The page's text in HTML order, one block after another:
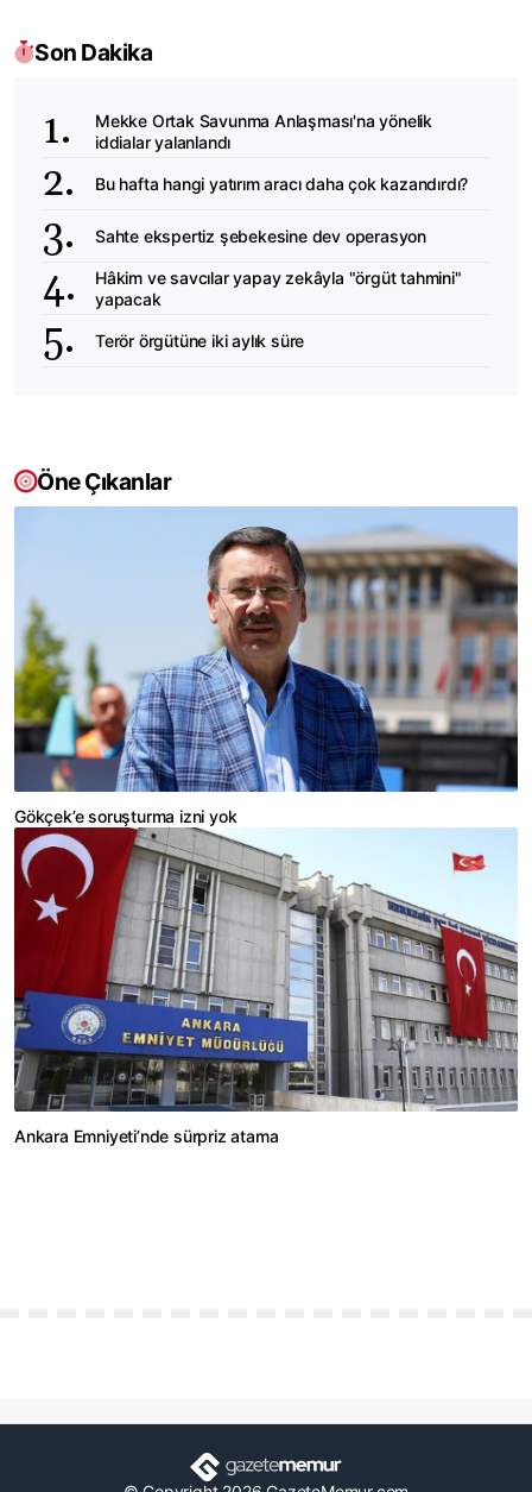
Son Dakika
Mekke Ortak Savunma Anlaşması'na yönelik
iddialar yalanlandı
Bu hafta hangi yatırım aracı daha çok kazandırdı?
Sahte ekspertiz şebekesine dev operasyon
Hâkim ve savcılar yapay zekâyla "örgüt tahmini"
yapacak
Terör örgütüne iki aylık süre
Öne Çıkanlar
Gökçek’e soruşturma izni yok
Ankara Emniyeti’nde sürpriz atama